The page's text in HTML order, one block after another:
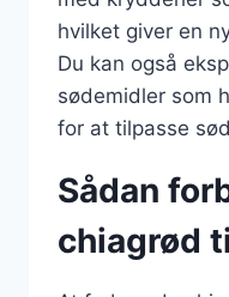
hvilket giver en
Du kan også
sødemidler som
for at tilpasse
Sådan
chiagrød